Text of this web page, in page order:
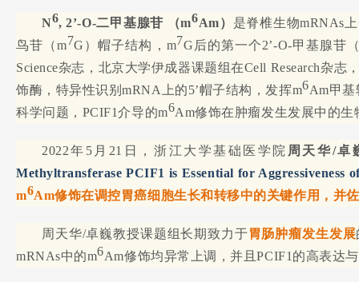
N6, 2’-O-二甲基腺苷 （m6Am） 是脊椎生物mRNAs
鸟苷（m7G）帽子结构，m7G后的第一个2’-O-甲基腺苷
Science杂志，北京大学伊成器课题组在Cell Research杂
饰酶，特异性识别mRNA上的5’帽子结构，发挥m6Am甲基
科学问题，PCIF1介导的m6Am修饰在肿瘤发生发展中的
2022年5月21日，浙江大学基础医学院 周天华/卓
Methyltransferase PCIF1 is Essential for
m6Am修饰在调控胃癌细胞生长和转移中的关键作用，并
周天华/卓巍教授课题组长期致力于胃肠肿瘤发生发展
mRNAs中的m6Am修饰均异常上调，并且PCIF1的高表达